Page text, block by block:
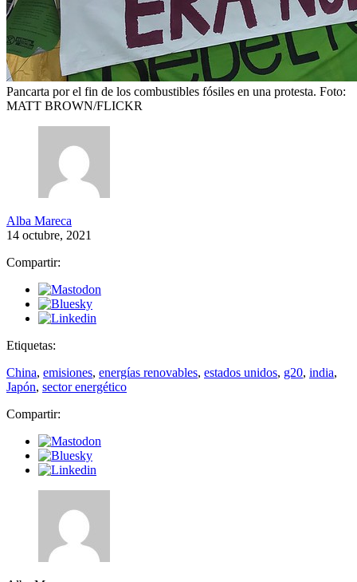
Pancarta por el fin de los combustibles fósiles en una protesta. Foto:
MATT BROWN/FLICKR
Alba Mareca
14 octubre, 2021
Compartir:
Etiquetas:
China, emisiones, energías renovables, estados unidos, g20, india,
Japón, sector energético
Compartir: